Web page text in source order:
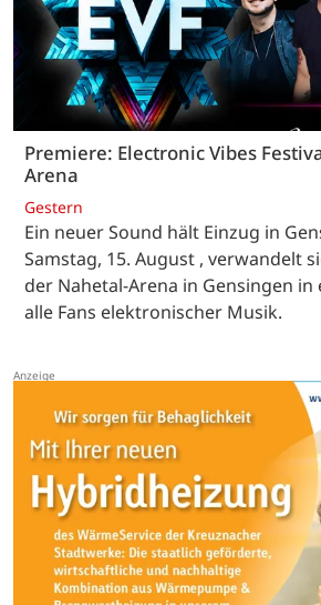
Premiere: Electronic Vibes
Arena
Gestern
Ein neuer Sound hält Einzug in
Samstag, 15. August , verwandelt
der Nahetal-Arena in Gensingen
alle Fans elektronischer Musik.